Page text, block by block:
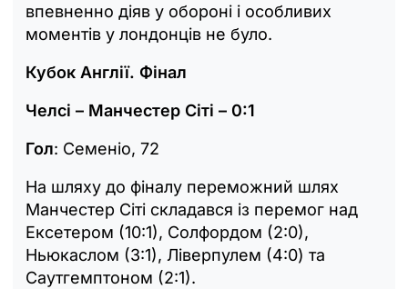
впевненно діяв у обороні і особливих
моментів у лондонців не було.
Кубок Англії. Фінал
Челсі – Манчестер Сіті – 0:1
Гол: Семеніо, 72
На шляху до фіналу переможний шлях
Манчестер Сіті складався із перемог над
Ексетером (10:1), Солфордом (2:0),
Ньюкаслом (3:1), Ліверпулем (4:0) та
Саутгемптоном (2:1).